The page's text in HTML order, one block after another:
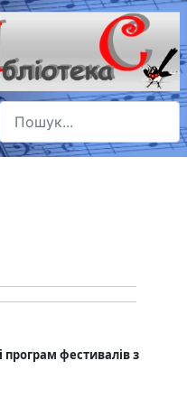
2 or more characters
фестивалів з